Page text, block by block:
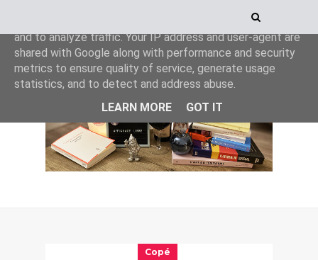
Copé
This site uses cookies from Google to deliver its services
and to analyze traffic. Your IP address and user-agent are
shared with Google along with performance and security
metrics to ensure quality of service, generate usage
statistics, and to detect and address abuse.
LEARN MORE
GOT IT